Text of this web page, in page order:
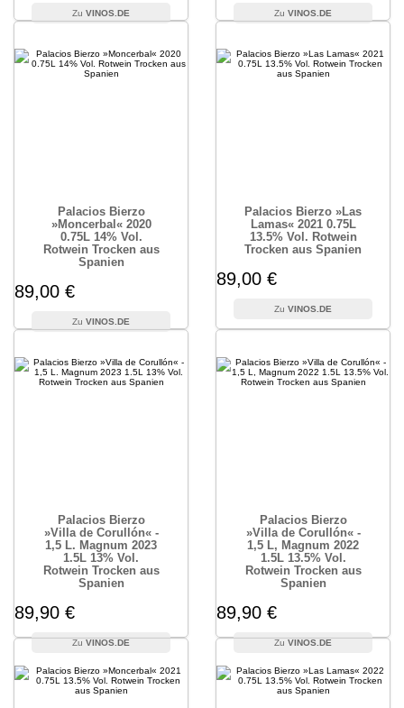
VINOS.DE VINOS.DE
Palacios Bierzo
»Moncerbal« 2020
0.75L 14% Vol.
Rotwein Trocken aus
Spanien
89,00 €
VINOS.DE
Palacios Bierzo »Las
Lamas« 2021 0.75L
13.5% Vol. Rotwein
Trocken aus Spanien
89,00 €
VINOS.DE
Palacios Bierzo
»Villa de Corullón« -
1,5 L. Magnum 2023
1.5L 13% Vol.
Rotwein Trocken aus
Spanien
89,90 €
VINOS.DE
Palacios Bierzo
»Villa de Corullón« -
1,5 L, Magnum 2022
1.5L 13.5% Vol.
Rotwein Trocken aus
Spanien
89,90 €
VINOS.DE